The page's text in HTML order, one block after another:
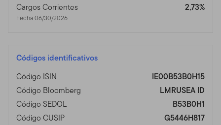
Cargos Corrientes
Fecha 06/30/2026
2,73%
Códigos identificativos
Código ISIN
IE00B53B0H15
Código Bloomberg
LMRUSEA ID
Código SEDOL
B53B0H1
Código CUSIP
G5446H817